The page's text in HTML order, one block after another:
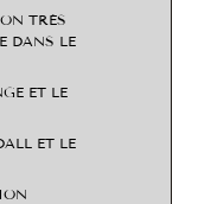
TRÈS
DANS LE
ET LE
ET LE